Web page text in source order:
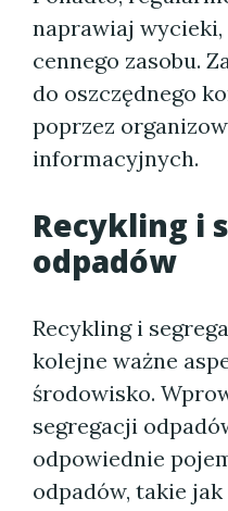
naprawiaj
cennego zasobu.
do oszczędnego
poprzez
informacyjnych.
Recykling i
odpadów
Recykling i
kolejne ważne
środowisko.
segregacji
odpowiednie
odpadów, takie jak